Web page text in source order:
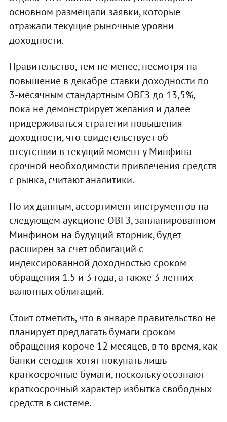
основном размещали заявки, которые
отражали текущие рыночные уровни
доходности.
Правительство, тем не менее, несмотря на
повышение в декабре ставки доходности по
3-месячным стандартным ОВГЗ до 13,5%,
пока не демонстрирует желания и далее
придерживаться стратегии повышения
доходности, что свидетельствует об
отсутствии в текущий момент у Минфина
срочной необходимости привлечения средств
с рынка, считают аналитики.
По их данным, ассортимент инструментов на
следующем аукционе ОВГЗ, запланированном
Минфином на будущий вторник, будет
расширен за счет облигаций с
индексированной доходностью сроком
обращения 1.5 и 3 года, а также 3-летних
валютных облигаций.
Стоит отметить, что в январе правительство не
планирует предлагать бумаги сроком
обращения короче 12 месяцев, в то время, как
банки сегодня хотят покупать лишь
краткосрочные бумаги, поскольку осознают
краткосрочный характер избытка свободных
средств в системе.